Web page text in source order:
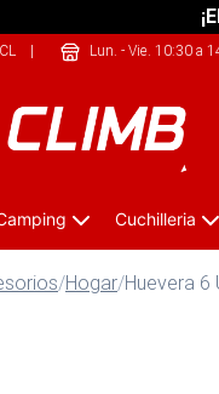
| THERIDERLAB.CL
Lun. - Vie. 10:30 a
Cuchilleria
/Hogar/Huevera 6